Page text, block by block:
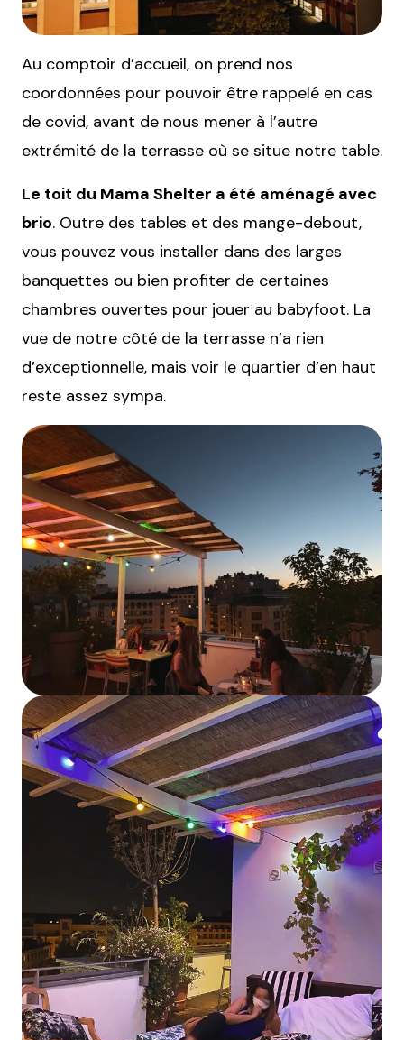
Au comptoir d’accueil, on prend nos
coordonnées pour pouvoir être rappelé en cas
de covid, avant de nous mener à l’autre
extrémité de la terrasse où se situe notre table.
Le toit du Mama Shelter a été aménagé avec
brio. Outre des tables et des mange-debout,
vous pouvez vous installer dans des larges
banquettes ou bien profiter de certaines
chambres ouvertes pour jouer au babyfoot. La
vue de notre côté de la terrasse n’a rien
d’exceptionnelle, mais voir le quartier d’en haut
reste assez sympa.